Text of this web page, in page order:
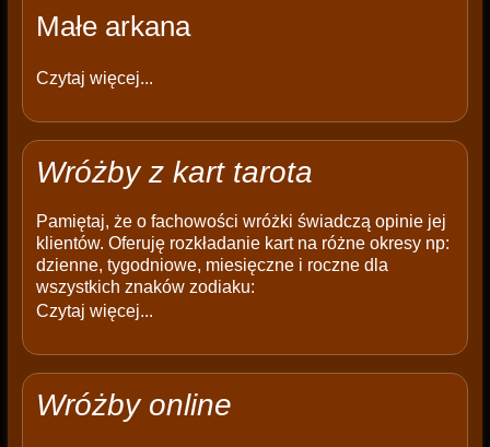
Małe arkana
Czytaj więcej...
Wróżby z kart tarota
Pamiętaj, że o fachowości wróżki świadczą opinie jej
klientów. Oferuję rozkładanie kart na różne okresy np:
dzienne, tygodniowe, miesięczne i roczne dla
wszystkich znaków zodiaku:
Czytaj więcej...
Wróżby online